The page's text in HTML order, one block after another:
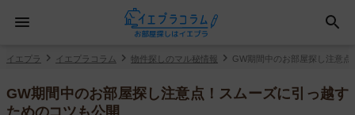
イエプラ イエプラコラム 物件探しのマル秘情報 GW期間中のお部屋探し注意
GW期間中のお部屋探し注意点！スムーズに引っ越す
ためのコツも公開